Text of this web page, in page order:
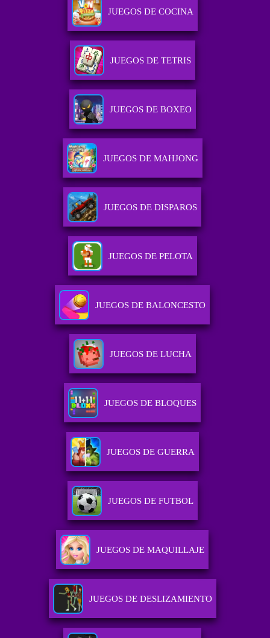
JUEGOS DE COCINA
JUEGOS DE TETRIS
JUEGOS DE BOXEO
JUEGOS DE MAHJONG
JUEGOS DE DISPAROS
JUEGOS DE PELOTA
JUEGOS DE BALONCESTO
JUEGOS DE LUCHA
JUEGOS DE BLOQUES
JUEGOS DE GUERRA
JUEGOS DE FUTBOL
JUEGOS DE MAQUILLAJE
JUEGOS DE DESLIZAMIENTO